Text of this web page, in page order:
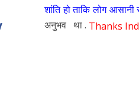
शांति हो ताकि लोग
अनुभव था . Thanks